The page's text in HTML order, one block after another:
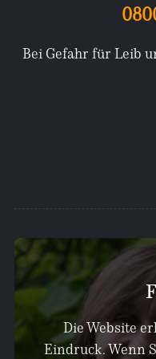
Bei Gefahr für Leib
Die Website
Eindruck. Wenn